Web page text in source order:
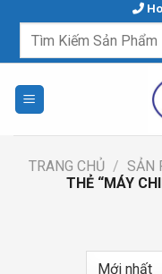
content
Tìm
TRANG CHỦ / SẢN
THẺ “MÁY